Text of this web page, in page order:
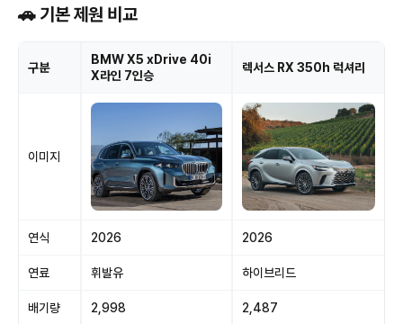
🚗 기본 제원 비교
구분
BMW X5 xDrive 40i
X라인 7인승
렉서스 RX 350h 럭셔리
이미지
연식 2026 2026
연료 휘발유 하이브리드
배기량 2,998 2,487